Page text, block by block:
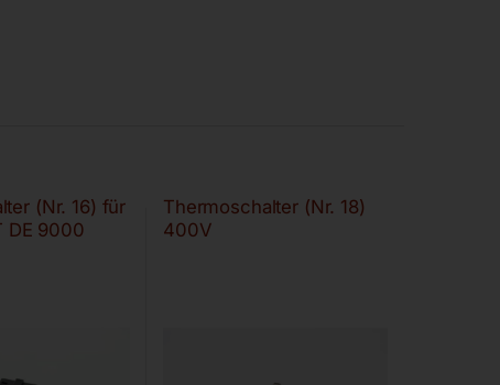
(Nr. 16) für
DE 9000
Thermoschalter (Nr. 18)
400V